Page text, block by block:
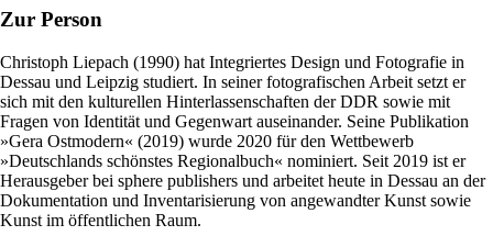
Zur Person
Christoph Liepach (1990) hat Integriertes Design und Fotografie in
Dessau und Leipzig studiert. In seiner fotografischen Arbeit setzt er
sich mit den kulturellen Hinterlassenschaften der DDR sowie mit
Fragen von Identität und Gegenwart auseinander. Seine Publikation
»Gera Ostmodern« (2019) wurde 2020 für den Wettbewerb
»Deutschlands schönstes Regionalbuch« nominiert. Seit 2019 ist er
Herausgeber bei sphere publishers und arbeitet heute in Dessau an der
Dokumentation und Inventarisierung von angewandter Kunst sowie
Kunst im öffentlichen Raum.